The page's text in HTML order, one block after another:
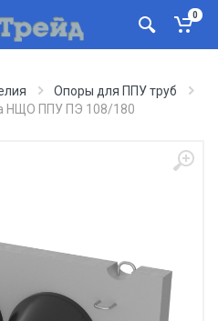
0
Опоры для ППУ труб
НЩО ППУ ПЭ 108/180